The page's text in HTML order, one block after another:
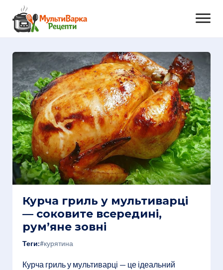
Курча гриль у мультиварці
— соковите всередині,
рум’яне зовні
Теги:#курятина
Курча гриль у мультиварці — це ідеальний